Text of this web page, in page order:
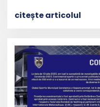
citește articolul